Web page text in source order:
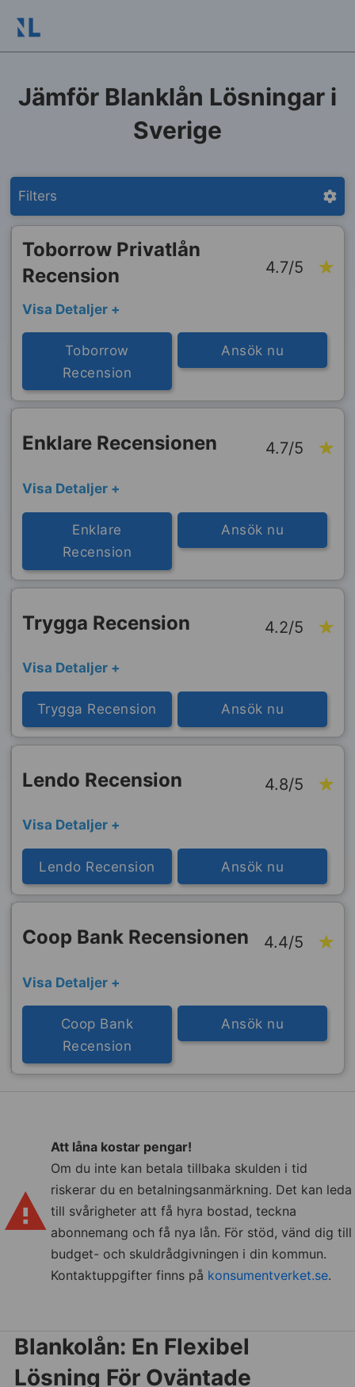
Jämför Blanklån Lösningar i
Sverige
Filters
Toborrow Privatlån
Recension
4.7/5
Visa Detaljer +
Toborrow
Recension
Ansök nu
Enklare Recensionen 4.7/5
Visa Detaljer +
Enklare
Recension
Ansök nu
Trygga Recension 4.2/5
Visa Detaljer +
Trygga Recension Ansök nu
Lendo Recension 4.8/5
Visa Detaljer +
Lendo Recension Ansök nu
Coop Bank Recensionen 4.4/5
Visa Detaljer +
Coop Bank
Recension
Ansök nu
Att låna kostar pengar!
Om du inte kan betala tillbaka skulden i tid
riskerar du en betalningsanmärkning. Det kan leda
till svårigheter att få hyra bostad, teckna
abonnemang och få nya lån. För stöd, vänd dig till
budget- och skuldrådgivningen i din kommun.
Kontaktuppgifter finns på konsumentverket.se.
Blankolån: En Flexibel
Lösning För Oväntade